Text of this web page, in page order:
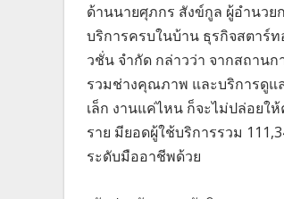
ด้านนายศุภกร สังข์กูล ผู้อำนวย
บริการครบในบ้าน ธุรกิจสตาร์
วชั่น จำกัด กล่าวว่า จากสถาน
รวมช่างคุณภาพ และบริการดูแ
เล็ก งานแค่ไหน ก็จะไม่ปล่อยใ
ราย มียอดผู้ใช้บริการรวม
ระดับมืออาชีพด้วย